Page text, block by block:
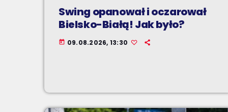
Swing opanował i oczarował
Bielsko-Białą! Jak było?
today 09.08.2026, 13:30